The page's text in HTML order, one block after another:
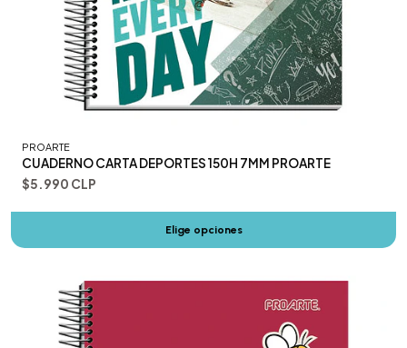
PROARTE
CUADERNO CARTA DEPORTES 150H 7MM PROARTE
$5.990 CLP
Elige opciones